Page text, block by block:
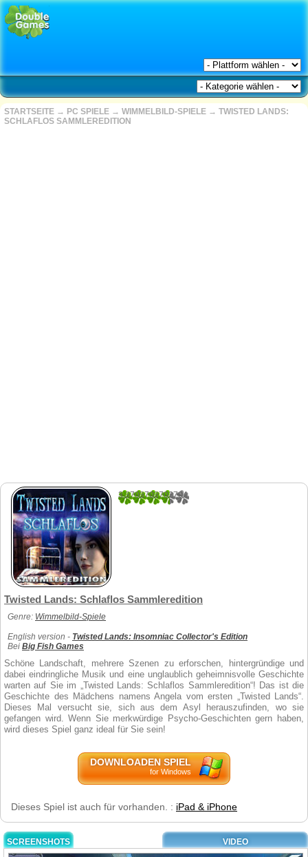
STARTSEITE → PC SPIELE → WIMMELBILD-SPIELE → TWISTED LANDS:
SCHLAFLOS SAMMLEREDITION
3.3703703703704
Twisted Lands: Schlaflos Sammleredition
Genre: Wimmelbild-Spiele
English version - Twisted Lands: Insomniac Collector's Edition
Bei Big Fish Games
Schöne Landschaft, mehrere Szenen zu erforschen, hintergründige und
dabei eindringliche Musik und eine unglaublich geheimnisvolle Geschichte
warten auf Sie im „Twisted Lands: Schlaflos Sammleredition“! Das ist die
Geschichte des Mädchens namens Angela vom ersten „Twisted Lands“.
Dieses Mal versucht sie, sich aus dem Asyl herauszufinden, wo sie
gefangen wird. Wenn Sie merkwürdige Psycho-Geschichten gern haben,
wird dieses Spiel ganz ideal für Sie sein!
DOWNLOADEN SPIEL
for Windows
Dieses Spiel ist auch für vorhanden. : iPad & iPhone
SCREENSHOTS VIDEO